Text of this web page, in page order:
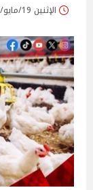
الإثنين 19/مايو/2025 - 10:04 ص